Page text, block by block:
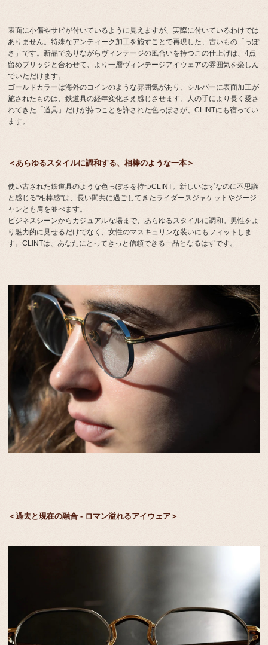
表面に小傷やサビが付いているように見えますが、実際に付いているわけでは
ありません。特殊なアンティーク加工を施すことで再現した、古いもの「っぽ
さ」です。新品でありながらヴィンテージの風合いを持つこの仕上げは、4点
留めブリッジと合わせて、より一層ヴィンテージアイウェアの雰囲気を楽しん
でいただけます。
ゴールドカラーは海外のコインのような雰囲気があり、シルバーに表面加工が
施されたものは、鉄道具の経年変化さえ感じさせます。人の手により長く愛さ
れてきた「道具」だけが持つことを許された色っぽさが、CLINTにも宿ってい
ます。
＜あらゆるスタイルに調和する、相棒のような一本＞
使い古された鉄道具のような色っぽさを持つCLINT。新しいはずなのに不思議
と感じる"相棒感"は、長い間共に過ごしてきたライダースジャケットやジージ
ャンとも肩を並べます。
ビジネスシーンからカジュアルな場まで、あらゆるスタイルに調和。男性をよ
り魅力的に見せるだけでなく、女性のマスキュリンな装いにもフィットしま
す。CLINTは、あなたにとってきっと信頼できる一品となるはずです。
＜過去と現在の融合 - ロマン溢れるアイウェア＞